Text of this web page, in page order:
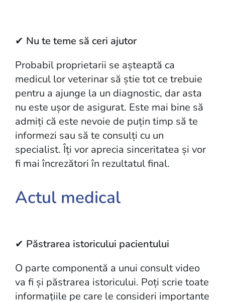
✔ Nu te teme să ceri ajutor
Probabil proprietarii se așteaptă ca
medicul lor veterinar să știe tot ce trebuie
pentru a ajunge la un diagnostic, dar asta
nu este ușor de asigurat. Este mai bine să
admiți că este nevoie de puțin timp să te
informezi sau să te consulți cu un
specialist. Îți vor aprecia sinceritatea și vor
fi mai încrezători în rezultatul final.
Actul medical
✔ Păstrarea istoricului pacientului
O parte componentă a unui consult video
va fi și păstrarea istoricului. Poți scrie toate
informațiile pe care le consideri importante